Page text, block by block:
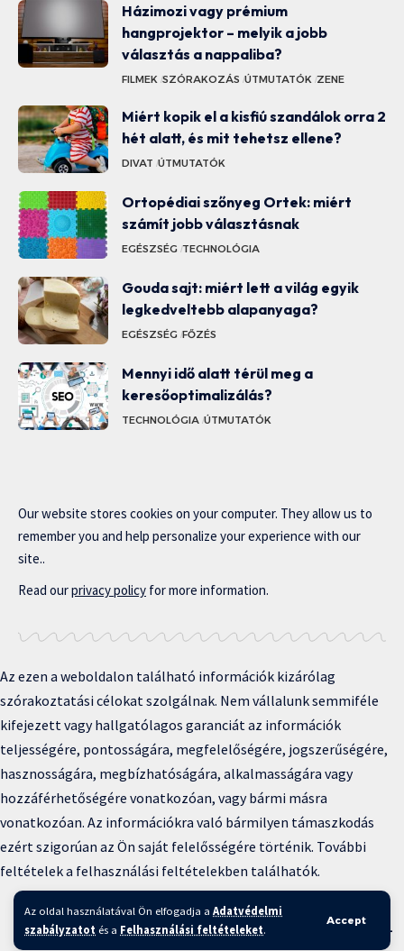
Az oldal használatával Ön elfogadja a Adatvédelmi
szabályzatot és a Felhasználási feltételeket.
Accept
Házimozi vagy prémium
hangprojektor – melyik a jobb
választás a nappaliba?
FILMEK SZÓRAKOZÁS ÚTMUTATÓK ZENE
Miért kopik el a kisfiú szandálok orra 2
hét alatt, és mit tehetsz ellene?
DIVAT ÚTMUTATÓK
Ortopédiai szőnyeg Ortek: miért
számít jobb választásnak
EGÉSZSÉG TECHNOLÓGIA
Gouda sajt: miért lett a világ egyik
legkedveltebb alapanyaga?
EGÉSZSÉG FŐZÉS
Mennyi idő alatt térül meg a
keresőoptimalizálás?
TECHNOLÓGIA ÚTMUTATÓK
Our website stores cookies on your computer. They allow us to
remember you and help personalize your experience with our
site..
Read ourprivacy policy for more information.
Az ezen a weboldalon található információk kizárólag
szórakoztatási célokat szolgálnak. Nem vállalunk semmiféle
kifejezett vagy hallgatólagos garanciát az információk
teljességére, pontosságára, megfelelőségére, jogszerűségére,
hasznosságára, megbízhatóságára, alkalmasságára vagy
hozzáférhetőségére vonatkozóan, vagy bármi másra
vonatkozóan. Az információkra való bármilyen támaszkodás
ezért szigorúan az Ön saját felelősségére történik. További
feltételek a felhasználási feltételekben találhatók.
Copyright © 2025 BFKH.hu
Felhasználási feltételek –Adatvédelmi irányelvek – Kapcsolat –